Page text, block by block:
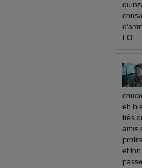
eh
très
amis
et ton